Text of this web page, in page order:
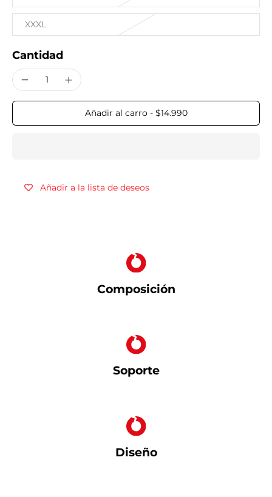
XXXL
Cantidad
Añadir al carro - $14.990
Añadir a la lista de deseos
Composición
Soporte
Diseño